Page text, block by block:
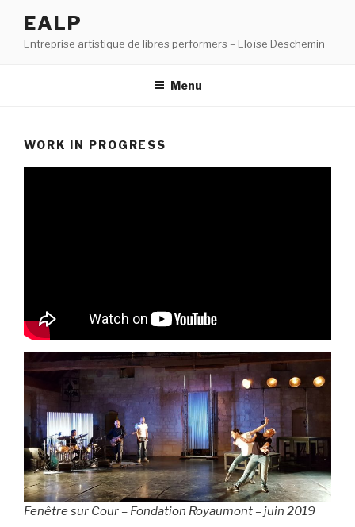
contenu
EALP
Entreprise artistique de libres performers – Eloïse Deschemin
Menu
WORK IN PROGRESS
Fenêtre sur Cour – Fondation Royaumont – juin 2019